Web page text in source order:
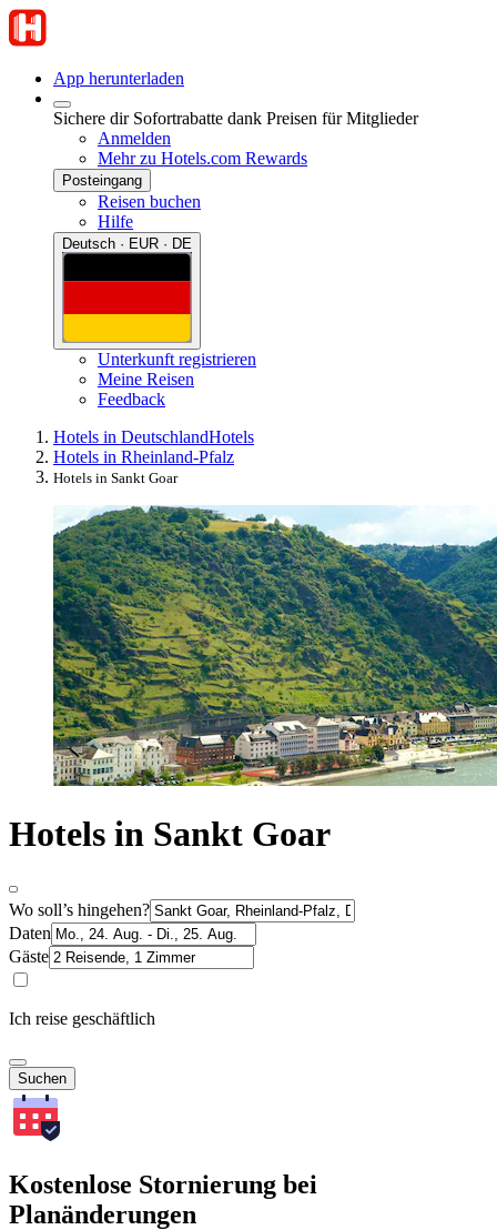
App herunterladen
Sichere dir Sofortrabatte dank Preisen für Mitglieder
Anmelden
Mehr zu Hotels.com Rewards
Posteingang
Reisen buchen
Hilfe
Deutsch · EUR · DE
Unterkunft registrieren
Meine Reisen
Feedback
Hotels in DeutschlandHotels
Hotels in Rheinland-Pfalz
Hotels in Sankt Goar
Hotels in Sankt Goar
Wo soll’s hingehen?
Daten
Gäste
Ich reise geschäftlich
Suchen
Kostenlose Stornierung bei
Planänderungen